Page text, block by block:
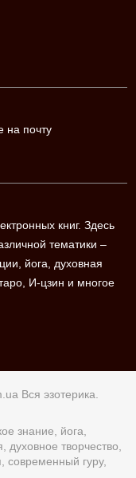
на почту
книг. Здесь
тематики –
йога, духовная
И-цзин и многое
Вся эзотерика.
знание, йога,
творчество,
современный гуру,